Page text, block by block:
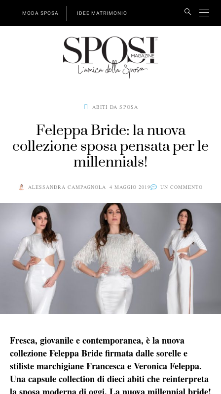
MODA SPOSA IDEE MATRIMONIO
ABITI DA SPOSA
Feleppa Bride: la nuova
collezione sposa pensata per le
millennials!
ALESSANDRA CAMPAGNOLA 4 MAGGIO 2019 UN COMMENTO
Fresca, giovanile e contemporanea, è la nuova
collezione Feleppa Bride firmata dalle sorelle e
stiliste marchigiane Francesca e Veronica Feleppa.
Una capsule collection di dieci abiti che reinterpreta